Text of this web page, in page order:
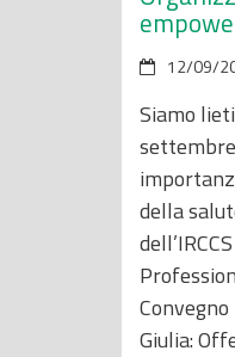
12/09/
Siamo
della
Convegno
Giulia: